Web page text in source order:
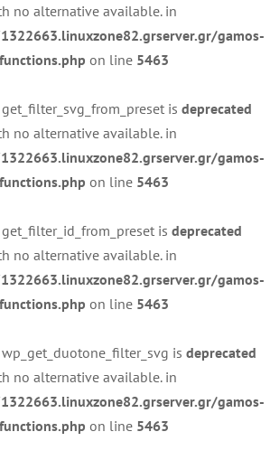
no alternative available. in
gamos-
on line 5463
is deprecated
no alternative available. in
gamos-
on line 5463
is deprecated
no alternative available. in
gamos-
on line 5463
is deprecated
no alternative available. in
gamos-
on line 5463